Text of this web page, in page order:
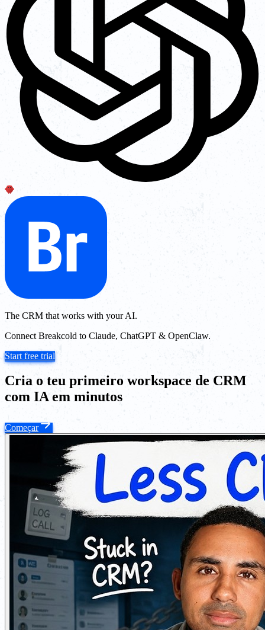
The CRM that works with your AI.
Connect Breakcold to Claude, ChatGPT & OpenClaw.
Start free trial
Cria o teu primeiro workspace de CRM
com IA em minutos
Começar